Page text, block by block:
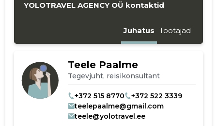
YOLOTRAVEL AGENCY OÜ kontaktid
Juhatus Töötajad
Teele Paalme
Tegevjuht, reisikonsultant
+372 515 8770
+372 522 3339
teelepaalme@gmail.com
teele@yolotravel.ee